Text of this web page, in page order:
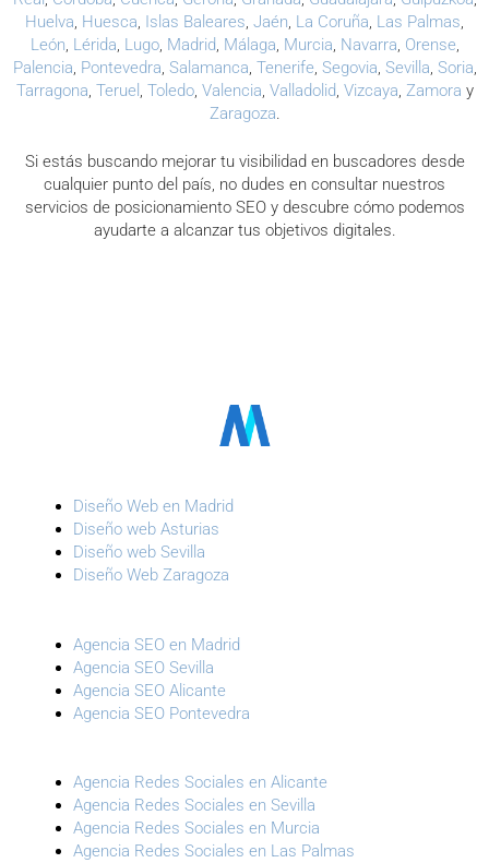
Huelva, Huesca, Islas Baleares, Jaén, La Coruña, Las Palmas,
León, Lérida, Lugo, Madrid, Málaga, Murcia, Navarra, Orense,
Palencia, Pontevedra, Salamanca, Tenerife, Segovia, Sevilla, Soria,
Tarragona, Teruel , Toledo, Valencia, Valladolid, Vizcaya, Zamora y
Zaragoza.
Si estás buscando mejorar tu visibilidad en buscadores desde
cualquier punto del país, no dudes en consultar nuestros
servicios de posicionamiento SEO y descubre cómo podemos
ayudarte a alcanzar tus objetivos digitales.
Diseño Web en Madrid
Diseño web Asturias
Diseño web Sevilla
Diseño Web Zaragoza
Agencia SEO en Madrid
Agencia SEO Sevilla
Agencia SEO Alicante
Agencia SEO Pontevedra
Agencia Redes Sociales en Alicante
Agencia Redes Sociales en Sevilla
Agencia Redes Sociales en Murcia
Agencia Redes Sociales en Las Palmas